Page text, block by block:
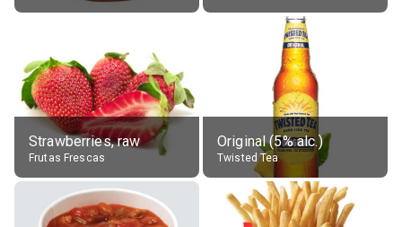
Strawberries, raw
Frutas Frescas
Original (5% alc.)
Twisted Tea